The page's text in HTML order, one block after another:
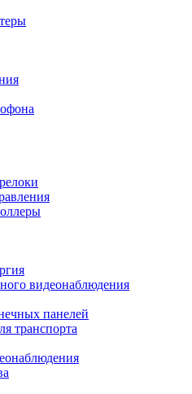
видеонаблюдения
панелей
транспорта